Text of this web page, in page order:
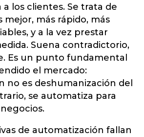
a los clientes. Se trata de
mejor, más rápido, más
y a la vez prestar
Suena contradictorio,
Es un punto fundamental
el mercado:
no es deshumanización del
se automatiza para
de automatización fallan